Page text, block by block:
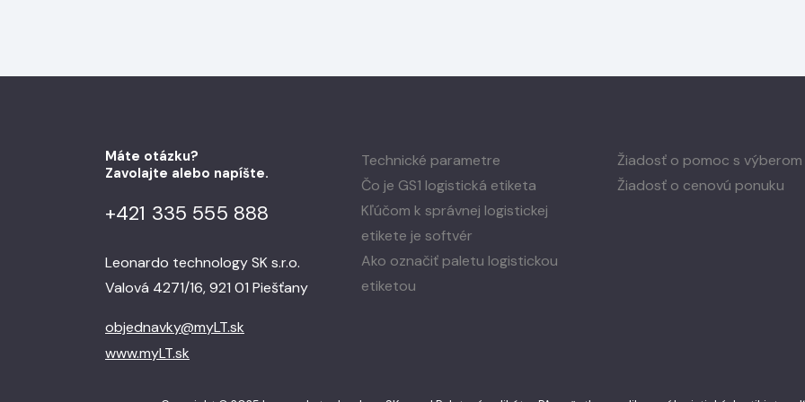
Máte otázku?
Zavolajte alebo napíšte.
+421 335 555 888
Leonardo technology SK s.r.o.
Valová 4271/16, 921 01 Piešťany
objednavky@myLT.sk
www.myLT.sk
Technické parametre
Čo je GS1 logistická etiketa
Kľúčom k správnej logistickej
etikete je softvér
Ako označiť paletu logistickou
etiketou
Žiadosť o pomoc s výberom
Žiadosť o cenovú ponuku